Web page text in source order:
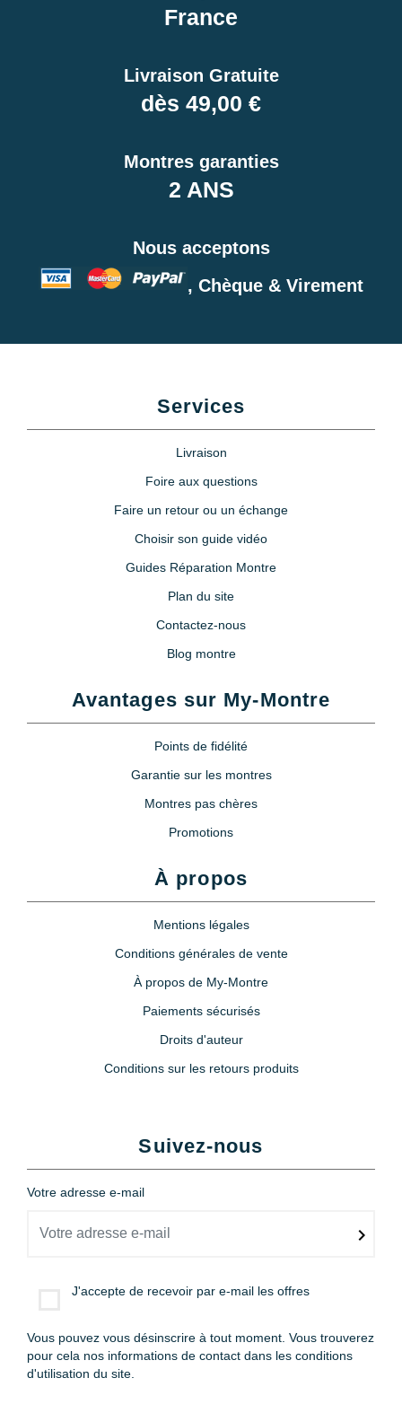
France
Livraison Gratuite
dès 49,00 €
Montres garanties
2 ANS
Nous acceptons
, Chèque & Virement
Services
Livraison
Foire aux questions
Faire un retour ou un échange
Choisir son guide vidéo
Guides Réparation Montre
Plan du site
Contactez-nous
Blog montre
Avantages sur My-Montre
Points de fidélité
Garantie sur les montres
Montres pas chères
Promotions
À propos
Mentions légales
Conditions générales de vente
À propos de My-Montre
Paiements sécurisés
Droits d'auteur
Conditions sur les retours produits
Suivez-nous
Votre adresse e-mail
J'accepte de recevoir par e-mail les offres
Vous pouvez vous désinscrire à tout moment. Vous trouverez
pour cela nos informations de contact dans les conditions
d'utilisation du site.